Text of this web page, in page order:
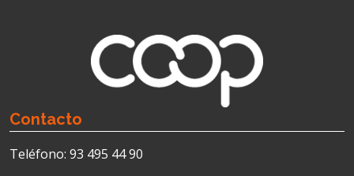
Contacto
Teléfono: 93 495 44 90